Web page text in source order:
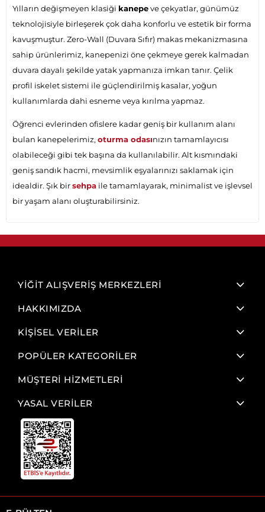
Yılların değişmeyen klasiği kanepeve çekyatlar, günümüz
teknolojisiyle birleşerek çok daha konforlu ve estetik bir forma
kavuşmuştur. Zero-Wall (Duvara Sıfır) makas mekanizmasına
sahip ürünlerimiz, kanepenizi öne çekmeye gerek kalmadan
duvara dayalı şekilde yatak yapmanıza imkan tanır. Çelik
profil iskelet sistemi ile güçlendirilmiş kasalar, yoğun
kullanımlarda dahi esneme veya kırılma yapmaz.
Öğrenci evlerinden ofislere kadar geniş bir kullanım alanı
bulan kanepelerimiz, oturma odasınızın tamamlayıcısı
olabileceği gibi tek başına da kullanılabilir. Alt kısmındaki
geniş sandık hacmi, mevsimlik eşyalarınızı saklamak için
idealdir. Şık birsehpa ile tamamlayarak, minimalist ve işlevsel
bir yaşam alanı oluşturabilirsiniz.
YİĞİT ALIŞVERİŞ MERKEZLERİ
HAKKIMIZDA
KİŞİSEL VERİLER
POPÜLER KATEGORİLER
MÜŞTERİ HİZMETLERİ
YASAL VERİLER